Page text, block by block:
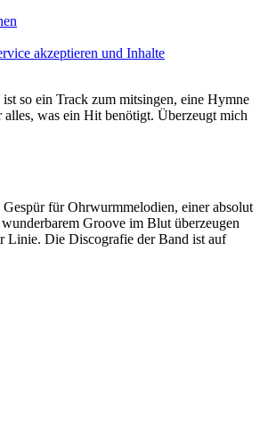
akzeptieren und Inhalte
ist so ein Track zum mitsingen, eine Hymne
alles, was ein Hit benötigt. Überzeugt mich
für Ohrwurmmelodien, einer absolut
Groove im Blut überzeugen
Linie. Die Discografie der Band ist auf